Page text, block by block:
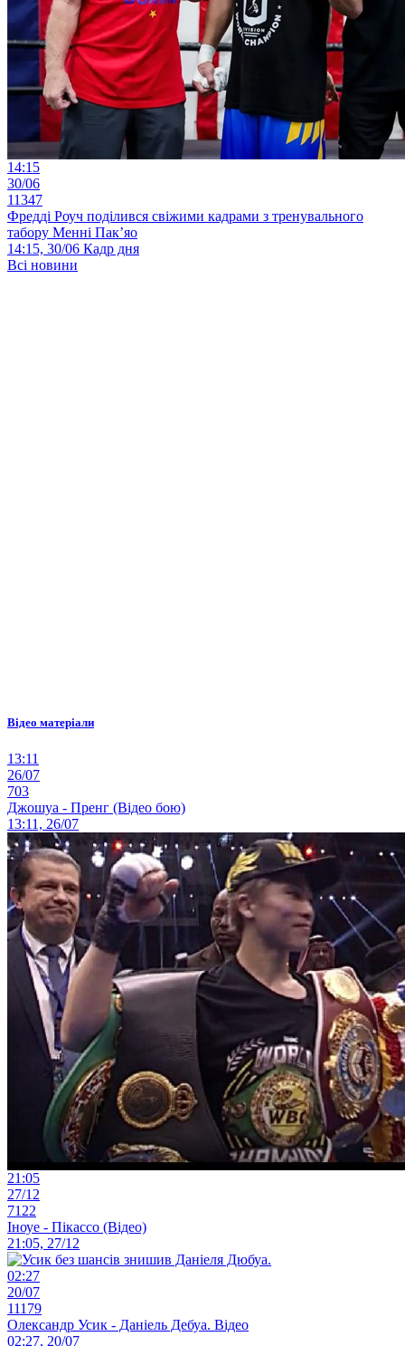
14:15
30/06
11347
Фредді Роуч поділився свіжими кадрами з тренувального
табору Менні Пак’яо
14:15, 30/06 Кадр дня
Всі новини
Відео матеріали
13:11
26/07
703
Джошуа - Пренг (Відео бою)
13:11, 26/07
21:05
27/12
7122
Іноуе - Пікассо (Відео)
21:05, 27/12
02:27
20/07
11179
Олександр Усик - Даніель Дебуа. Відео
02:27, 20/07